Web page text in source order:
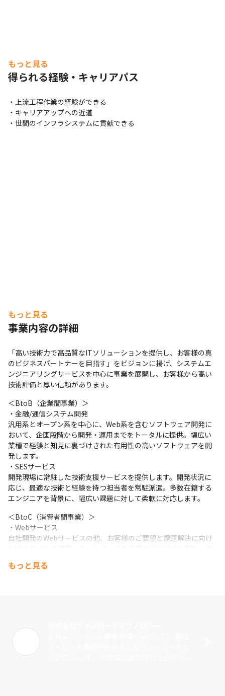
もっと見る
得られる経験・キャリアパス
・上流工程作業の経験ができる
・キャリアアップへの近道
・世間のインフラシステムに貢献できる
もっと見る
事業内容の詳細
「高い技術力で高品質なITソリューションを提供し、お客様の真
のビジネスパートナーを目指す」をビジョンに揚げ、システムエ
ンジニアリングサービスを中心に事業を展開し、お客様から高い
技術評価と厚い信頼があります。
＜BtoB（企業間事業）＞
・金融/通信システム開発
汎用系とオープン系を中心に、Web系を含むソフトウェア開発に
おいて、企画段階から開発・運用までをトータルに提供。幅広い
業種で経験と知見に裏づけされた有用性の高いソフトウェアを開
発します。
・SESサービス
開発現場に常駐した技術支援サービスを提供します。開発状況に
応じ、最適な技術と経験を持つ担当者を常駐派遣。多数在籍する
エンジニアを背景に、幅広い課題に対して柔軟に対応します。
＜BtoC（消費者間事業）＞
・Webサービス
自社開発のWebサービスの他、お客様のご要望と課題解決に向け
で対応します。
もっと見る